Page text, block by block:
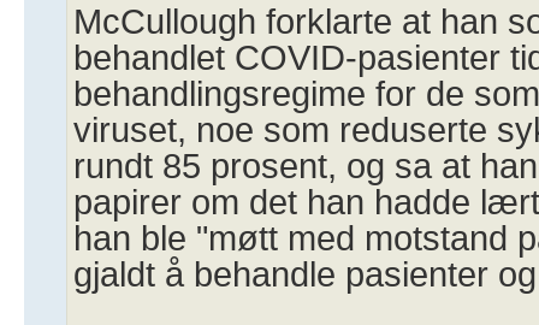
McCullough forklarte at han
behandlet COVID-pasienter
behandlingsregime for de
viruset, noe som reduserte
rundt 85 prosent, og sa at
papirer om det han hadde
han ble "møtt med motstand
gjaldt å behandle pasienter